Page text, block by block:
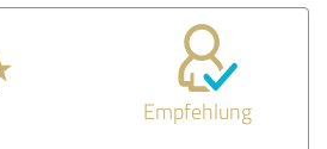
Empfehlung